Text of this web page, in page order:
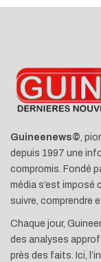
Guineenews©,
depuis 1997 une
compromis. Fondé
média s’est imposé
suivre, comprendre
Chaque jour,
des analyses
près des faits. Ici,